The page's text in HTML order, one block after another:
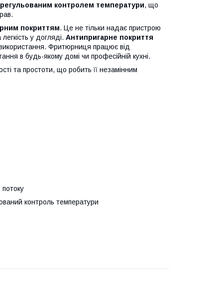
регульованим контролем температури, що
покриттям. Це не тільки надає пристрою
у догляді. Антипригарне покриття
Фритюрниця працює від
в будь-якому домі чи професійній кухні.
та простоти, що робить її незамінним
потоку
контроль температури